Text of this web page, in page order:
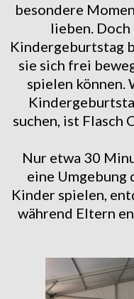
besondere
lieben.
Kindergeburtstag
sie sich frei
spielen können.
suchen, ist Flasch
Nur etwa 30
eine Umgebung
Kinder spielen,
während Eltern